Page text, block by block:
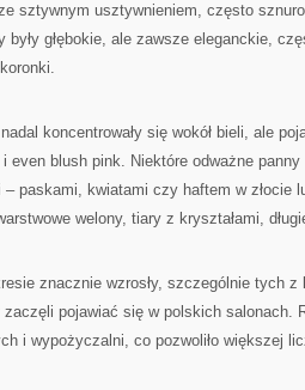
sztywnym usztywnieniem, często
głębokie, ale zawsze eleganckie,
koncentrowały się wokół bieli, ale
even blush pink. Niektóre odważne panny
paskami, kwiatami czy haftem w złocie
welony, tiary z kryształami,
znacznie wzrosły, szczególnie tych z
pojawiać się w polskich salonach.
i wypożyczalni, co pozwoliło większej